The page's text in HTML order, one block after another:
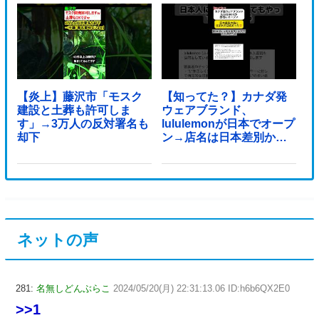
【炎上】藤沢市「モスク
建設と土葬も許可しま
す」→3万人の反対署名も
却下
【知ってた？】カナダ発
ウェアブランド、
lululemonが日本でオープ
ン→店名は日本差別から
ネットの声
281: 名無しどんぶらこ 2024/05/20(月) 22:31:13.06 ID:h6b6QX2E0
>>1